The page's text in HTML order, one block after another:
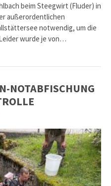
beim Steegwirt (Fluder) in
außerordentlichen
notwendig, um die
wurde je von…
NOTABFISCHUNG